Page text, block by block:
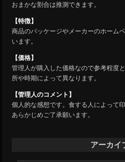
おまかな割合は推測できます。
【特徴】
商品のパッケージやメーカーのホーム
います。
【価格】
管理人が購入した価格なので参考程度
所や時期によって異なります。
【管理人のコメント】
個人的な感想です。食する人によって
あらかじめご了承願います。
アーカイ